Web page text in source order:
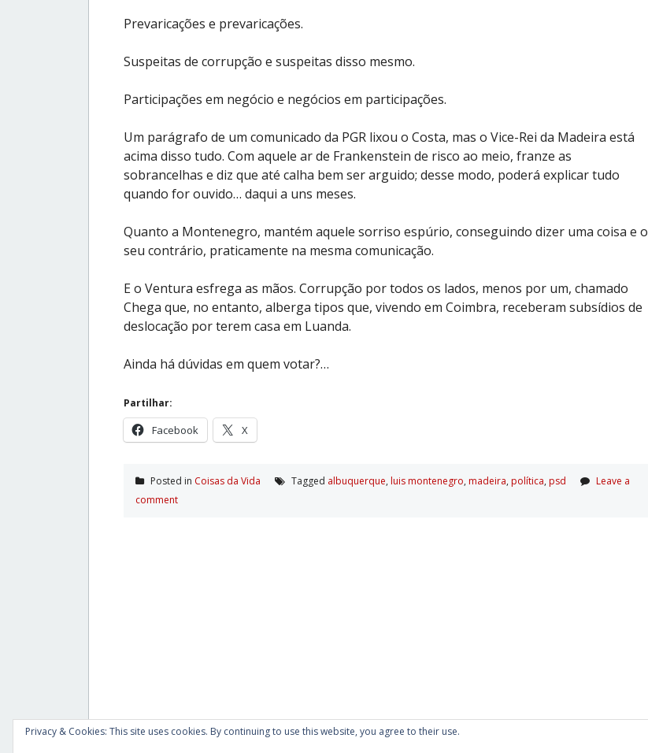
Prevaricações e prevaricações.
Suspeitas de corrupção e suspeitas disso mesmo.
Participações em negócio e negócios em participações.
Um parágrafo de um comunicado da PGR lixou o Costa, mas o Vice-Rei da Madeira está
acima disso tudo. Com aquele ar de Frankenstein de risco ao meio, franze as
sobrancelhas e diz que até calha bem ser arguido; desse modo, poderá explicar tudo
quando for ouvido… daqui a uns meses.
Quanto a Montenegro, mantém aquele sorriso espúrio, conseguindo dizer uma coisa e o
seu contrário, praticamente na mesma comunicação.
E o Ventura esfrega as mãos. Corrupção por todos os lados, menos por um, chamado
Chega que, no entanto, alberga tipos que, vivendo em Coimbra, receberam subsídios de
deslocação por terem casa em Luanda.
Ainda há dúvidas em quem votar?…
Partilhar:
Facebook X
Posted in Coisas da Vida Tagged albuquerque, luis montenegro, madeira, polí­tica, psd
Leave a
comment
Privacy & Cookies: This site uses cookies. By continuing to use this website, you agree to their use.